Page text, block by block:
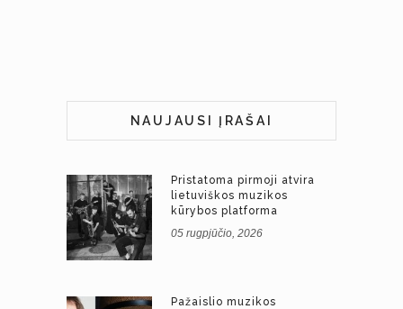
NAUJAUSI ĮRAŠAI
Pristatoma pirmoji atvira
lietuviškos muzikos
kūrybos platforma
05 rugpjūčio, 2026
Pažaislio muzikos